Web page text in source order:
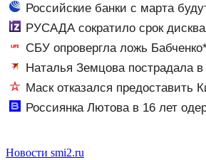
Российские банки с марта
переводы по новому признаку
РУСАДА сократило срок
хоккеиста Каменева до двух лет
СБУ опровергла ложь
Наталья Земцова пострадала
спускали с горы на белом коне»
Маск отказался предоставить
Starlink для ударов по РФ
Россиянка Лютова в 16 лет
Новости smi2.ru